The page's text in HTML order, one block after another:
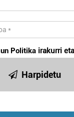
Politika irakurri
Harpidetu